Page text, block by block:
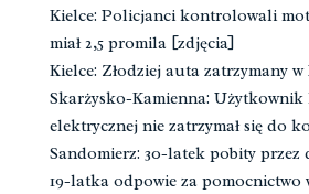
Kielce: Policjanci kontrolowali
miał 2,5 promila [zdjęcia]
Kielce: Złodziej auta zatrzymany
Skarżysko-Kamienna:
elektrycznej nie zatrzymał się do
Sandomierz: 30-latek pobity przez
19-latka odpowie za pomocnictwo